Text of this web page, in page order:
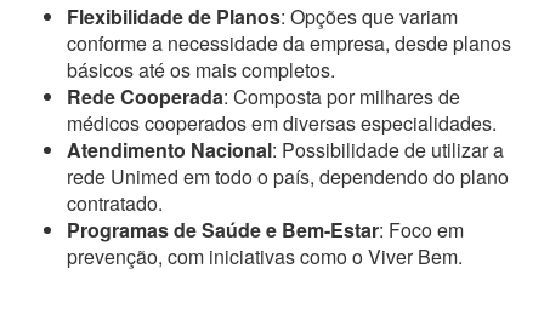
Flexibilidade de Planos: Opções que variam
conforme a necessidade da empresa, desde planos
básicos até os mais completos.
Rede Cooperada: Composta por milhares de
médicos cooperados em diversas especialidades.
Atendimento Nacional: Possibilidade de utilizar a
rede Unimed em todo o país, dependendo do plano
contratado.
Programas de Saúde e Bem-Estar: Foco em
prevenção, com iniciativas como o Viver Bem.